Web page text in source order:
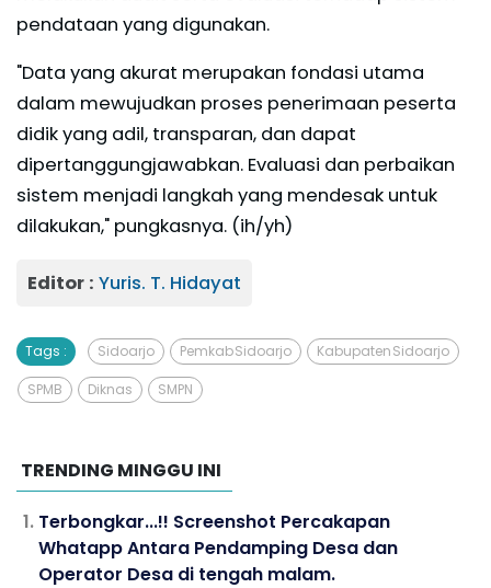
pendataan yang digunakan.
"Data yang akurat merupakan fondasi utama
dalam mewujudkan proses penerimaan peserta
didik yang adil, transparan, dan dapat
dipertanggungjawabkan. Evaluasi dan perbaikan
sistem menjadi langkah yang mendesak untuk
dilakukan," pungkasnya. (ih/yh)
Editor : Yuris. T. Hidayat
Tags : Sidoarjo Pemkab Sidoarjo Kabupaten Sidoarjo
SPMB Diknas SMPN
TRENDING MINGGU INI
Terbongkar...!! Screenshot Percakapan
Whatapp Antara Pendamping Desa dan
Operator Desa di tengah malam.